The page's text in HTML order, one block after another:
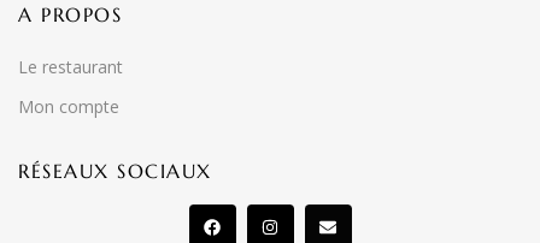
A PROPOS
Le restaurant
Mon compte
RÉSEAUX SOCIAUX